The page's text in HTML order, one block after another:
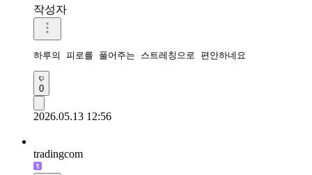
작성자
하루의 피로를 풀어주는 스트레칭으로 편안하네요
0
2026.05.13 12:56
tradingcom